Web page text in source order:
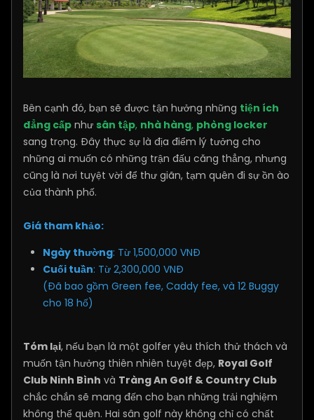
Bên cạnh đó, bạn sẽ được tận hưởng những tiện ích
đẳng cấp như sân tập, nhà hàng, phòng locker
sang trọng. Đây thực sự là địa điểm lý tưởng cho
những ai muốn có những trận đấu căng thẳng, nhưng
cũng là nơi tuyệt vời để thư giãn, tạm quên đi sự ồn ào
của thành phố.
Giá tham khảo:
Ngày thường: Từ 1,500,000 VNĐ
Cuối tuần: Từ 2,300,000 VNĐ
(Đã bao gồm Green fee, Caddy fee, và 12 Buggy
cho 18 hố)
Tóm lại, nếu bạn là một golfer yêu thích thử thách và
muốn tận hưởng thiên nhiên tuyệt đẹp, Royal Golf
Club Ninh Bình và Tràng An Golf & Country Club
chắc chắn sẽ mang đến cho bạn những trải nghiệm
không thể quên. Hai sân golf này không chỉ có chất